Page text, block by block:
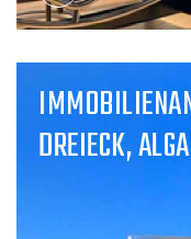
DREIECK,